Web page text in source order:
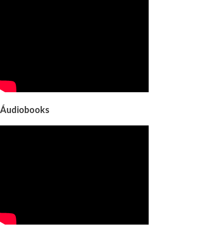
Áudiobooks